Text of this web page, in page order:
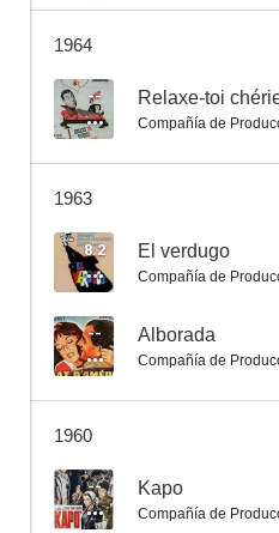
1964
-- Relaxe-toi
Compañía de
1963
8.2 El verdugo
Compañía de
-- Alborada
Compañía de
1960
-- Kapo
Compañía de